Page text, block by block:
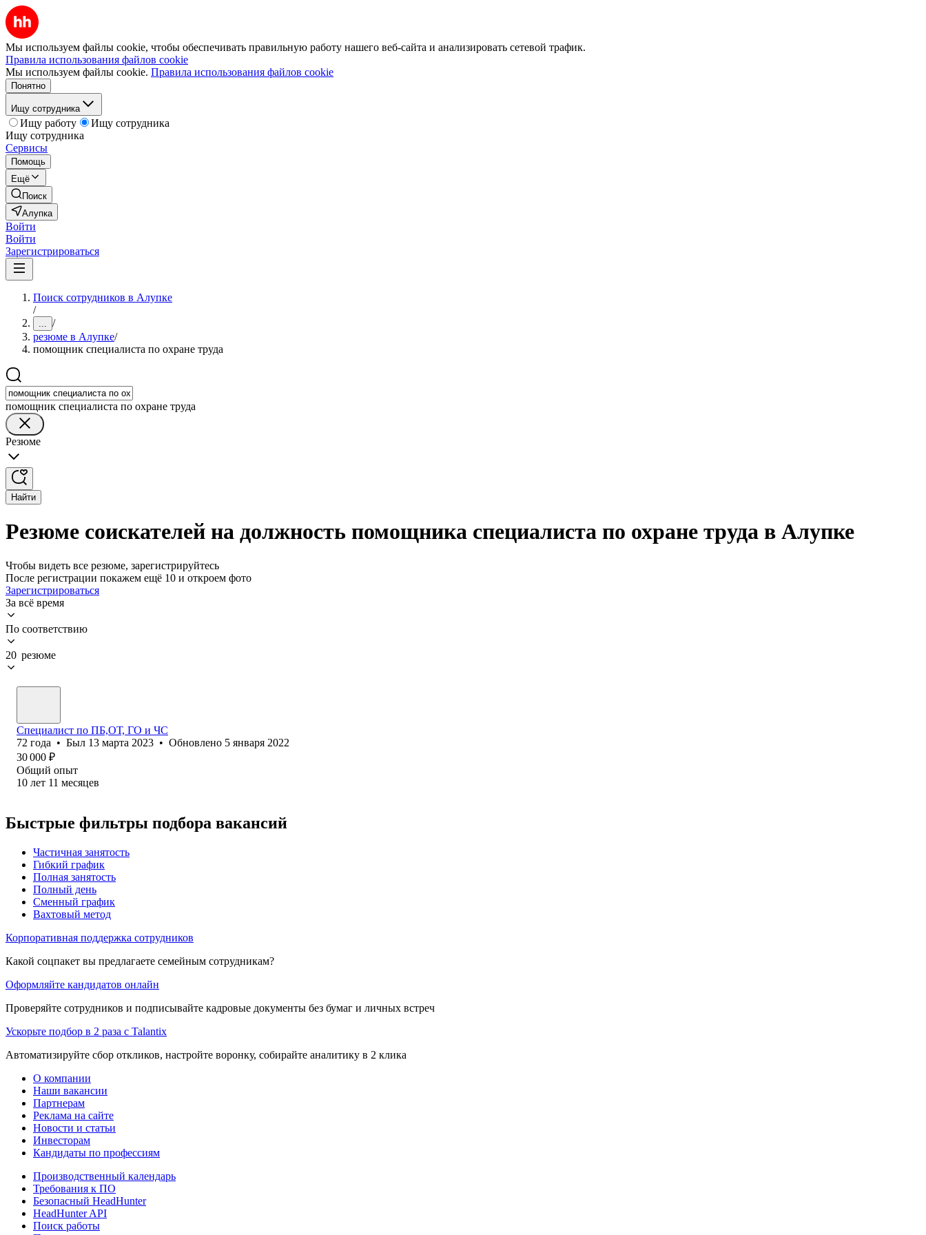
Мы используем файлы cookie, чтобы обеспечивать правильную работу нашего веб-сайта и анализировать сетевой трафик.
Правила использования файлов cookie
Мы используем файлы cookie. Правила использования файлов cookie
Понятно
Ищу сотрудника
Ищу работу
Ищу сотрудника
Ищу сотрудника
Сервисы
Помощь
Ещё
Поиск
Алупка
Войти
Войти
Зарегистрироваться
Поиск сотрудников в Алупке
/
... /
резюме в Алупке/
помощник специалиста по охране труда
помощник специалиста по охране труда
Резюме
Найти
Резюме соискателей на должность помощника специалиста по охране труда в Алупке
Чтобы видеть все резюме, зарегистрируйтесь
После регистрации покажем ещё 10 и откроем фото
Зарегистрироваться
За всё время
По соответствию
20 резюме
Специалист по ПБ,ОТ, ГО и ЧС
72 года • Был 13 марта 2023 • Обновлено 5 января 2022
30 000 ₽
Общий опыт
10 лет 11 месяцев
Быстрые фильтры подбора вакансий
Частичная занятость
Гибкий график
Полная занятость
Полный день
Сменный график
Вахтовый метод
Корпоративная поддержка сотрудников
Какой соцпакет вы предлагаете семейным сотрудникам?
Оформляйте кандидатов онлайн
Проверяйте сотрудников и подписывайте кадровые документы без бумаг и личных встреч
Ускорьте подбор в 2 раза с Talantix
Автоматизируйте сбор откликов, настройте воронку, собирайте аналитику в 2 клика
О компании
Наши вакансии
Партнерам
Реклама на сайте
Новости и статьи
Инвесторам
Кандидаты по профессиям
Производственный календарь
Требования к ПО
Безопасный HeadHunter
HeadHunter API
Поиск работы